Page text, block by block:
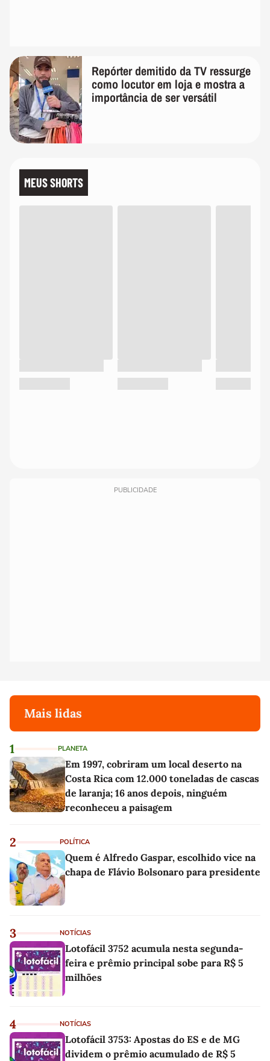
Repórter demitido da TV ressurge
como locutor em loja e mostra a
importância de ser versátil
MEUS SHORTS
PUBLICIDADE
Mais lidas
1 PLANETA
Em 1997, cobriram um local deserto na
Costa Rica com 12.000 toneladas de cascas
de laranja; 16 anos depois, ninguém
reconheceu a paisagem
2 POLÍTICA
Quem é Alfredo Gaspar, escolhido vice na
chapa de Flávio Bolsonaro para presidente
3 NOTÍCIAS
Lotofácil 3752 acumula nesta segunda-
feira e prêmio principal sobe para R$ 5
milhões
4 NOTÍCIAS
Lotofácil 3753: Apostas do ES e de MG
dividem o prêmio acumulado de R$ 5